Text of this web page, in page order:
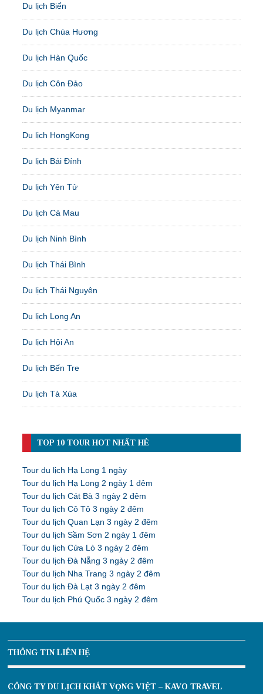
Du lịch Biển
Du lịch Chùa Hương
Du lịch Hàn Quốc
Du lịch Côn Đảo
Du lịch Myanmar
Du lịch HongKong
Du lịch Bái Đính
Du lịch Yên Tử
Du lịch Cà Mau
Du lịch Ninh Bình
Du lịch Thái Bình
Du lịch Thái Nguyên
Du lịch Long An
Du lịch Hội An
Du lịch Bến Tre
Du lịch Tà Xùa
TOP 10 TOUR HOT NHẤT HÈ
Tour du lịch Hạ Long 1 ngày
Tour du lịch Hạ Long 2 ngày 1 đêm
Tour du lịch Cát Bà 3 ngày 2 đêm
Tour du lịch Cô Tô 3 ngày 2 đêm
Tour du lịch Quan Lạn 3 ngày 2 đêm
Tour du lịch Sầm Sơn 2 ngày 1 đêm
Tour du lịch Cửa Lò 3 ngày 2 đêm
Tour du lịch Đà Nẵng 3 ngày 2 đêm
Tour du lịch Nha Trang 3 ngày 2 đêm
Tour du lịch Đà Lạt 3 ngày 2 đêm
Tour du lịch Phú Quốc 3 ngày 2 đêm
THÔNG TIN LIÊN HỆ
CÔNG TY DU LỊCH KHÁT VỌNG VIỆT – KAVO TRAVEL